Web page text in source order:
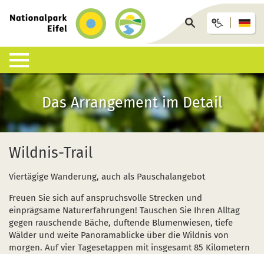
Startseite
Seite
durchsuchen
Lebensraum Nationalpark
Was ist ein Nationalpark?
Besondere Tiere und Pflanzen
Artenliste
Lebensräume
Geologie, Böden und Klima
Forschung im Nationalpark
Nationalpark erleben
Veranstaltungen
Aktuelles
Geführte Wanderungen
Auf eigene Faust
Wandervorschläge
Wildnis-Trail
Infohäuser & Einrichtungen
Nationalpark-Zentrum Eifel
Nationalpark-Tore
Nationalpark-Infopunkte
Wildniswerkstatt Düttling
Natur-Erlebnis-Treff (NEsT) Jugendwaldheim
Nationalpark-Schulen
Anreise & Unterkunft
Anreise
Nationalpark-Gastgeber
Arrangements & Pauschalen
GästeCard
Fahrtziel Natur
Infothek
Pressemitteilungen
Sozioökonomisches Monitoring
Downloads
Motorradfahrende
Einsatz von Drohnen
Fan-Artikel zum Nationalpark
Das Arrangement im Detail
Wildnis-Trail
Viertägige Wanderung, auch als Pauschalangebot
Freuen Sie sich auf anspruchsvolle Strecken und
einprägsame Naturerfahrungen! Tauschen Sie Ihren Alltag
gegen rauschende Bäche, duftende Blumenwiesen, tiefe
Wälder und weite Panoramablicke über die Wildnis von
morgen. Auf vier Tagesetappen mit insgesamt 85 Kilometern